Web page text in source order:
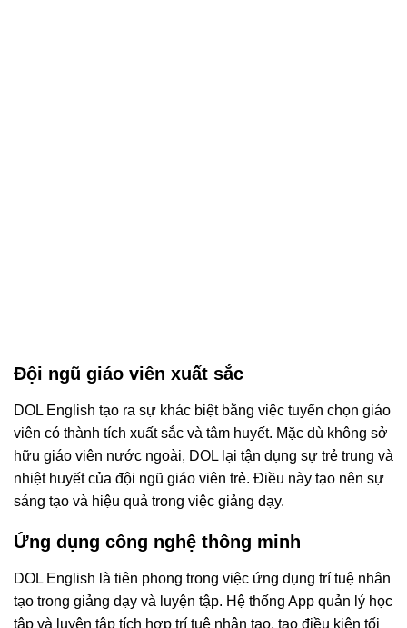
Đội ngũ giáo viên xuất sắc
DOL English tạo ra sự khác biệt bằng việc tuyển chọn giáo
viên có thành tích xuất sắc và tâm huyết. Mặc dù không sở
hữu giáo viên nước ngoài, DOL lại tận dụng sự trẻ trung và
nhiệt huyết của đội ngũ giáo viên trẻ. Điều này tạo nên sự
sáng tạo và hiệu quả trong việc giảng dạy.
Ứng dụng công nghệ thông minh
DOL English là tiên phong trong việc ứng dụng trí tuệ nhân
tạo trong giảng dạy và luyện tập. Hệ thống App quản lý học
tập và luyện tập tích hợp trí tuệ nhân tạo, tạo điều kiện tối